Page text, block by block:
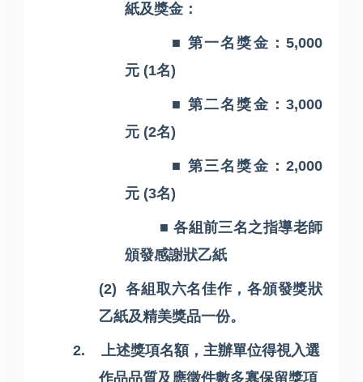
紙及獎金：
■ 第一名獎金： 5,000
元 (1名)
■ 第二名獎金： 3,000
元 (2名)
■ 第三名獎金： 2,000
元 (3名)
■ 各組前三名之指導老師
頒發感謝狀乙紙
(2)各組取六名佳作，各頒發獎狀
乙紙及精美獎品一份。
2.
上述獎項名額，主辦單位得視入選
作品品質及應徵件數多寡保留獎項